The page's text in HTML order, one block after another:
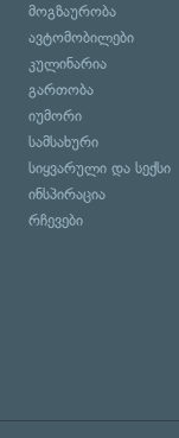
მოგზაურობა
ავტომობილები
კულინარია
გართობა
იუმორი
სამსახური
სიყვარული და სექსი
ინსპირაცია
რჩევები